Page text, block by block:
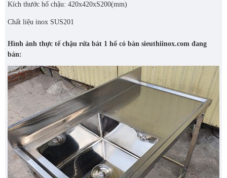
Kích thước hố chậu: 420x420xS200(mm)
Chất liệu inox SUS201
Hình ảnh thực tế chậu rửa bát 1 hố có bàn sieuthiinox.com đang
bán: